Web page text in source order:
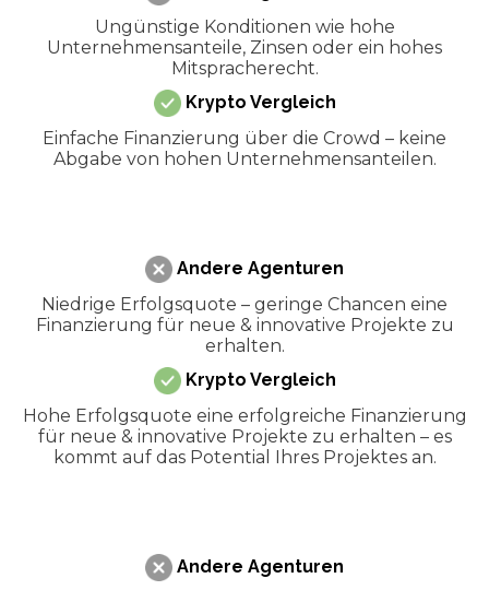
Ungünstige Konditionen wie hohe
Unternehmensanteile, Zinsen oder ein hohes
Mitspracherecht.
Krypto Vergleich
Einfache Finanzierung über die Crowd – keine
Abgabe von hohen Unternehmensanteilen.
Andere Agenturen
Niedrige Erfolgsquote – geringe Chancen eine
Finanzierung für neue & innovative Projekte zu
erhalten.
Krypto Vergleich
Hohe Erfolgsquote eine erfolgreiche Finanzierung
für neue & innovative Projekte zu erhalten – es
kommt auf das Potential Ihres Projektes an.
Andere Agenturen